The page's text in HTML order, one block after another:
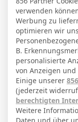
Montilivi
ByMicha Sassie
Stadt
Teams
Adresse
verwenden
Werbung zu
optimieren wir
B.
personalisierte
von Anzeigen
Einige unserer
(jederzeit
berechtigten
Weitere